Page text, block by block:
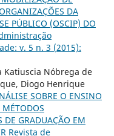
DA
PÚBLICO (OSCIP) DO
v. 5 n. 3 (2015):
Katiuscia Nóbrega de
Diogo Henrique
SOBRE O ENSINO
DE GRADUAÇÃO EM
Revista de